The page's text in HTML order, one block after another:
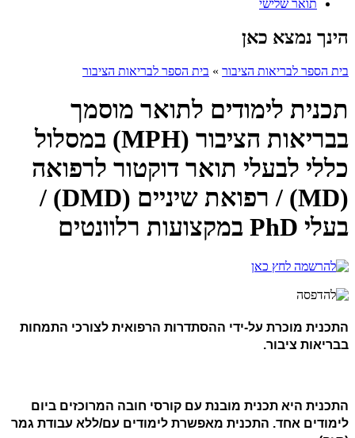
תואר שלישי
הינך נמצא כאן
בית הספר לבריאות הציבור » בית הספר לבריאות הציבור
תכנית לימודים לתואר מוסמך
בבריאות הציבור (MPH) במסלול
כללי לבעלי תואר דוקטור לרפואה
(MD) / רפואת שיניים (DMD) /
בעלי PhD במקצועות רלוונטים
התכנית מוכרת על-ידי ההסתדרות הרפואית לצורכי התמחות
בבריאות ציבור.
התכנית היא תכנית מובנת עם קורסי חובה המרוכזים ביום
לימודים אחד. התכנית מאפשרת לימודים עם/ללא עבודת גמר